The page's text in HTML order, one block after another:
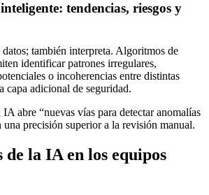
tendencias, riesgos y
también interpreta. Algoritmos de
identificar patrones irregulares,
o incoherencias entre distintas
capa adicional de seguridad.
abre “nuevas vías para detectar anomalías
precisión superior a la revisión manual.
de la IA en los equipos